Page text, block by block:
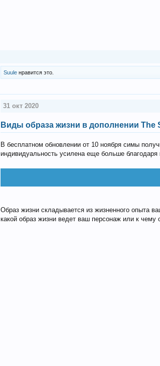
Suuleнравится это.
31 окт 2020
Виды образа жизни в дополнении
В бесплатном обновлении от 10 ноября симы
индивидуальность усилена еще больше
Образ жизни складывается из жизненного опыта
какой образ жизни ведет ваш персонаж или к